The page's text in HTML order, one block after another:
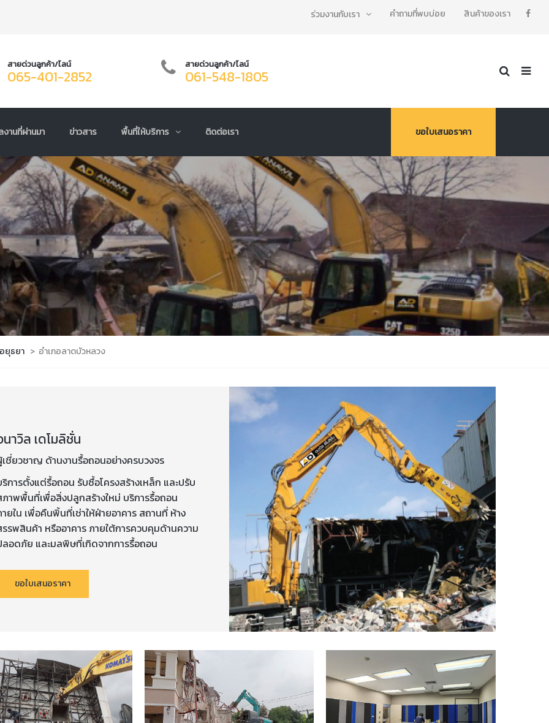
ร่วมงานกับเรา คำถามที่พบบ่อย สินค้าของเรา
สายด่วนลูกค้า/ไลน์
065-401-2852
สายด่วนลูกค้า/ไลน์
061-548-1805
งานที่ผ่านมา ข่าวสาร พื้นที่ให้บริการ ติดต่อเรา ขอใบเสนอราคา
ยุธยา > อำเภอลาดบัวหลวง
นาวิล เดโมลิชั่น
ชี่ยวชาญ ด้านงานรื้อถอนอย่างครบวงจร
การตั้งแต่รื้อถอน รับซื้อโครงสร้างเหล็ก และปรับ
ภาพพื้นที่เพื่อสิ่งปลูกสร้างใหม่ บริการรื้อถอน
ยใน เพื่อคืนพิ้นที่เช่าให้ฝ่ายอาคาร สถานที่ ห้าง
รพสินค้า หรืออาคาร ภายใต้การควบคุมด้านความ
ลอดภัย และมลพิษที่เกิดจากการรื้อถอน
ขอใบเสนอราคา